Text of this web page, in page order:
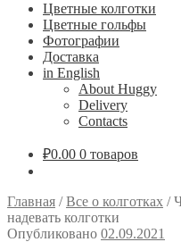
Цветные колготки
Цветные гольфы
Фотографии
Доставка
in English
About Huggy
Delivery
Contacts
₽0.00 0 товаров
Главная /Все о колготках /
надевать колготки
Опубликовано 02.09.2021